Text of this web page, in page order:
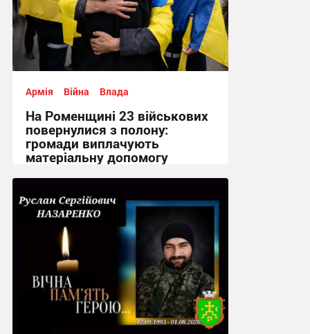
Армія Війна Влада
На Роменщині 23 військових
повернулися з полону:
громади виплачують
матеріальну допомогу
12:02, 7.08.2026